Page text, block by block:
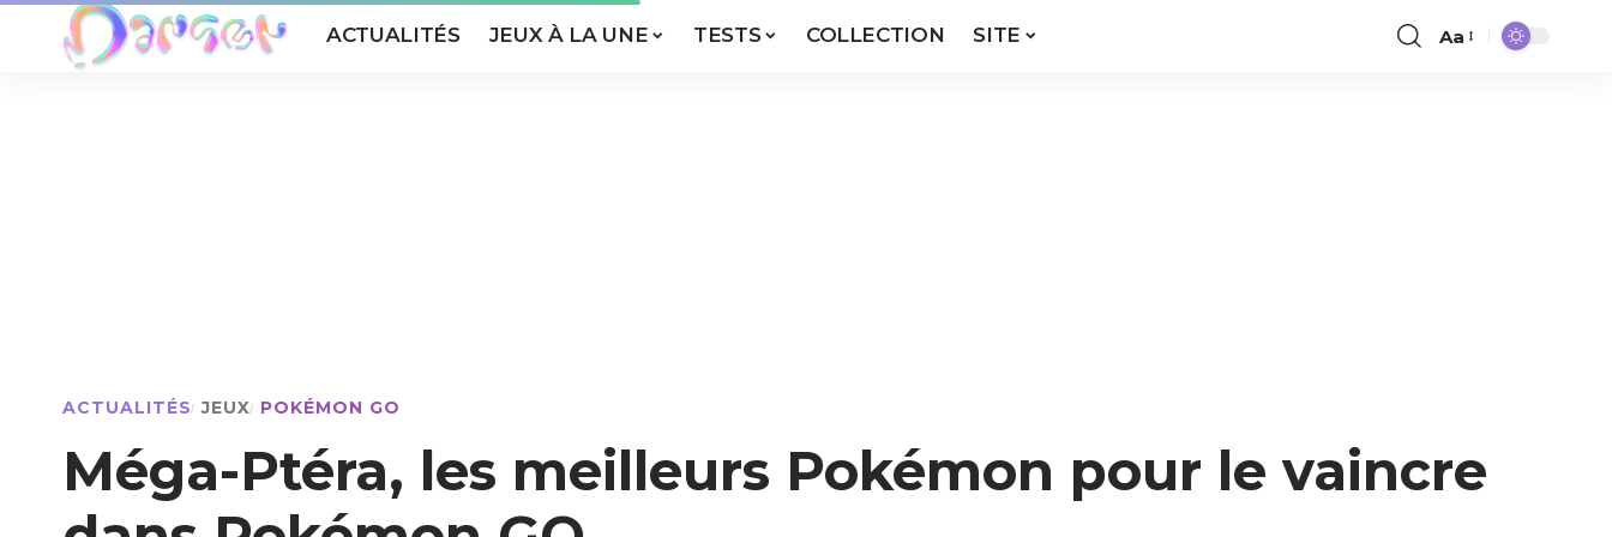
ACTUALITÉS JEUX À LA UNE TESTS COLLECTION SITE Aa
ACTUALITÉS JEUX POKÉMON GO
Méga-Ptéra, les meilleurs Pokémon pour le vaincre